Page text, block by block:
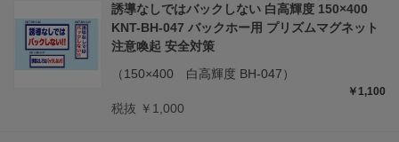
誘導なしではバックしない 白高輝度 150×400
KNT-BH-047 バックホー用 プリズムマグネット
注意喚起 安全対策
（150×400 白高輝度 BH-047）
￥1,100
税抜 ￥1,000